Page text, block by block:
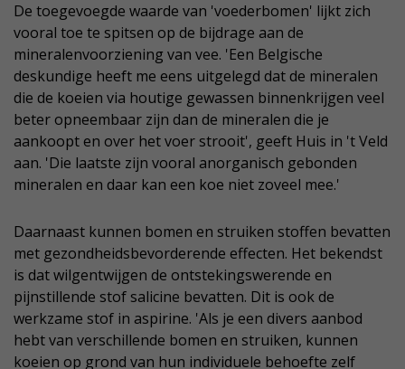
De toegevoegde waarde van 'voederbomen' lijkt zich
vooral toe te spitsen op de bijdrage aan de
mineralenvoorziening van vee. 'Een Belgische
deskundige heeft me eens uitgelegd dat de mineralen
die de koeien via houtige gewassen binnenkrijgen veel
beter opneembaar zijn dan de mineralen die je
aankoopt en over het voer strooit', geeft Huis in 't Veld
aan. 'Die laatste zijn vooral anorganisch gebonden
mineralen en daar kan een koe niet zoveel mee.'
Daarnaast kunnen bomen en struiken stoffen bevatten
met gezondheidsbevorderende effecten. Het bekendst
is dat wilgentwijgen de ontstekingswerende en
pijnstillende stof salicine bevatten. Dit is ook de
werkzame stof in aspirine. 'Als je een divers aanbod
hebt van verschillende bomen en struiken, kunnen
koeien op grond van hun individuele behoefte zelf